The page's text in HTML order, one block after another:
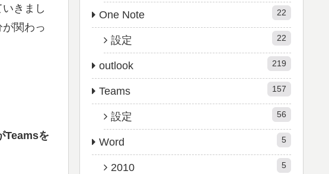
きまし
関わっ
Teamsを
One Note 22
設定 22
outlook 219
Teams 157
設定 56
Word 5
2010 5